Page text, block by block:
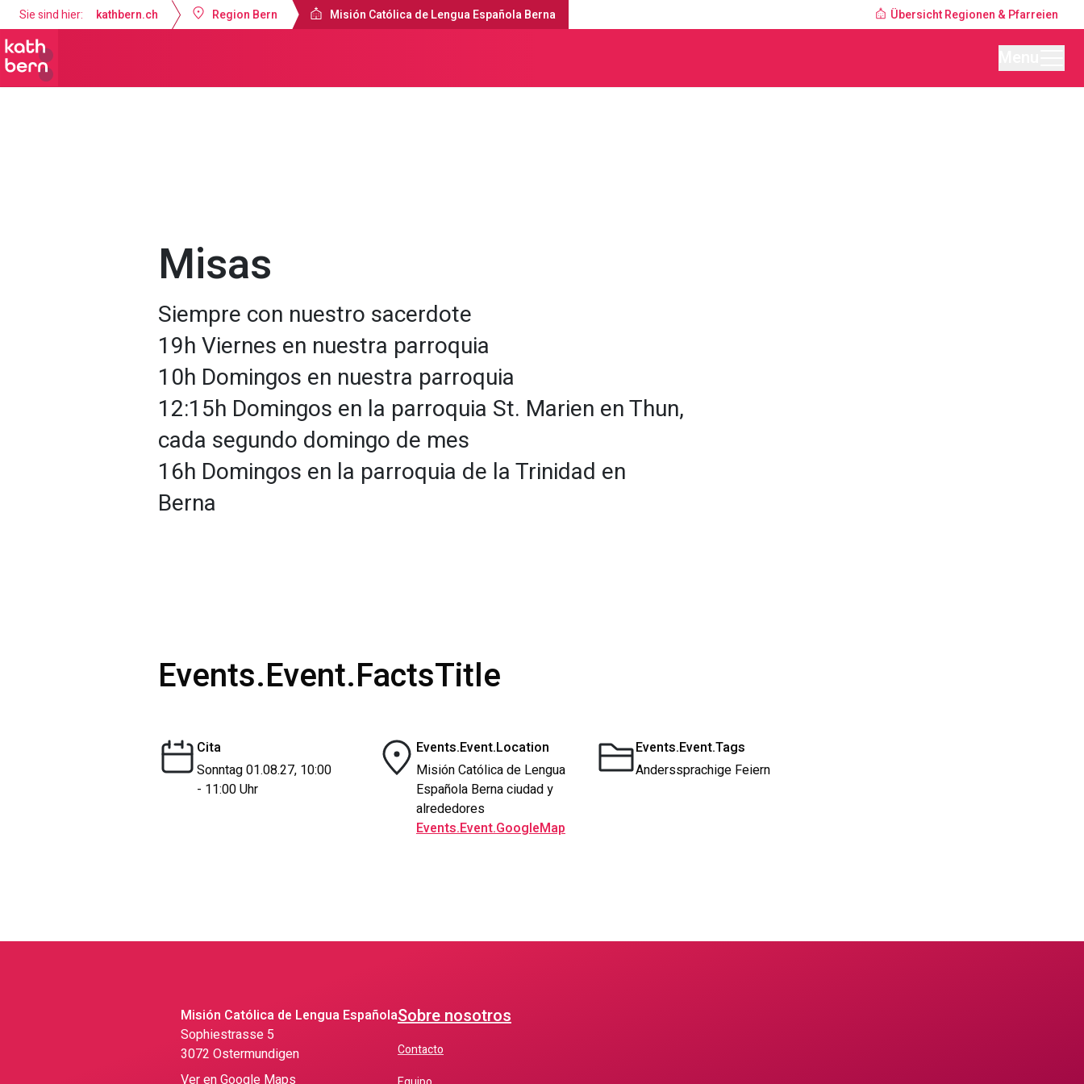
Sie sind hier: kathbern.ch Region Bern Misión Católica de Lengua Española Berna Übersicht Regionen & Pfarreien
Misas
Siempre con nuestro sacerdote
19h Viernes en nuestra parroquia
10h Domingos en nuestra parroquia
12:15h Domingos en la parroquia St. Marien en Thun,
cada segundo domingo de mes
16h Domingos en la parroquia de la Trinidad en
Berna
Events.Event.FactsTitle
Cita
Sonntag 01.08.27, 10:00
- 11:00 Uhr
Events.Event.Location
Misión Católica de Lengua
Española Berna ciudad y
alrededores
Events.Event.GoogleMap
Events.Event.Tags
Anderssprachige Feiern
Misión Católica de Lengua Española
Sophiestrasse 5
3072 Ostermundigen
Ver en Google Maps
Sobre nosotros
Contacto